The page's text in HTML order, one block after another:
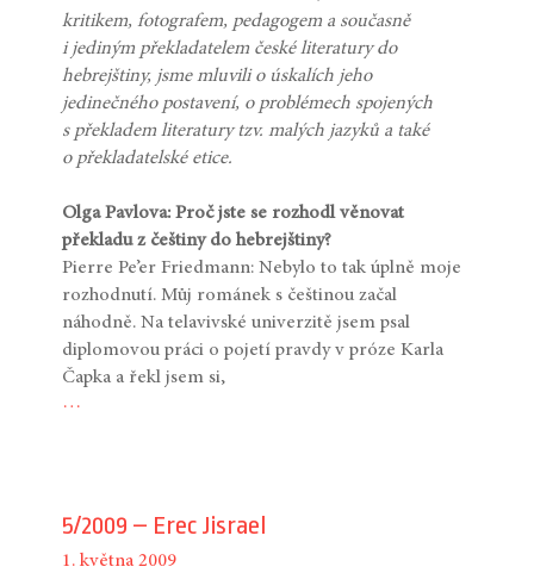
kritikem, fotografem, pedagogem a současně
i jediným překladatelem české literatury do
hebrejštiny, jsme mluvili o úskalích jeho
jedinečného postavení, o problémech spojených
s překladem literatury tzv. malých jazyků a také
o překladatelské etice.
Olga Pavlova: Proč jste se rozhodl věnovat
překladu z češtiny do hebrejštiny?
Pierre Pe’er Friedmann: Nebylo to tak úplně moje
rozhodnutí. Můj románek s češtinou začal
náhodně. Na telavivské univerzitě jsem psal
diplomovou práci o pojetí pravdy v próze Karla
Čapka a řekl jsem si,
…
5/2009 – Erec Jisrael
1. května 2009